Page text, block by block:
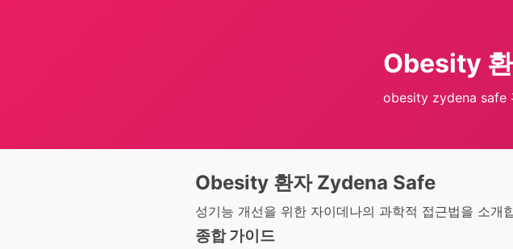
Obesity
obesity zydena safe
Obesity 환자 Zydena Safe
성기능 개선을 위한 자이데나의 과학적 접근법을 소개
종합 가이드